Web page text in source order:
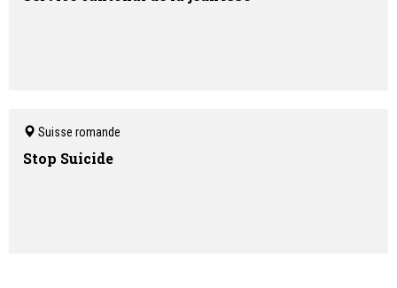
Suisse romande
Stop Suicide